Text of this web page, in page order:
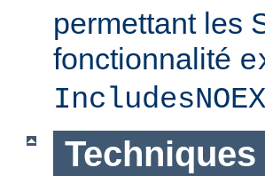
permettant les
fonctionnalité